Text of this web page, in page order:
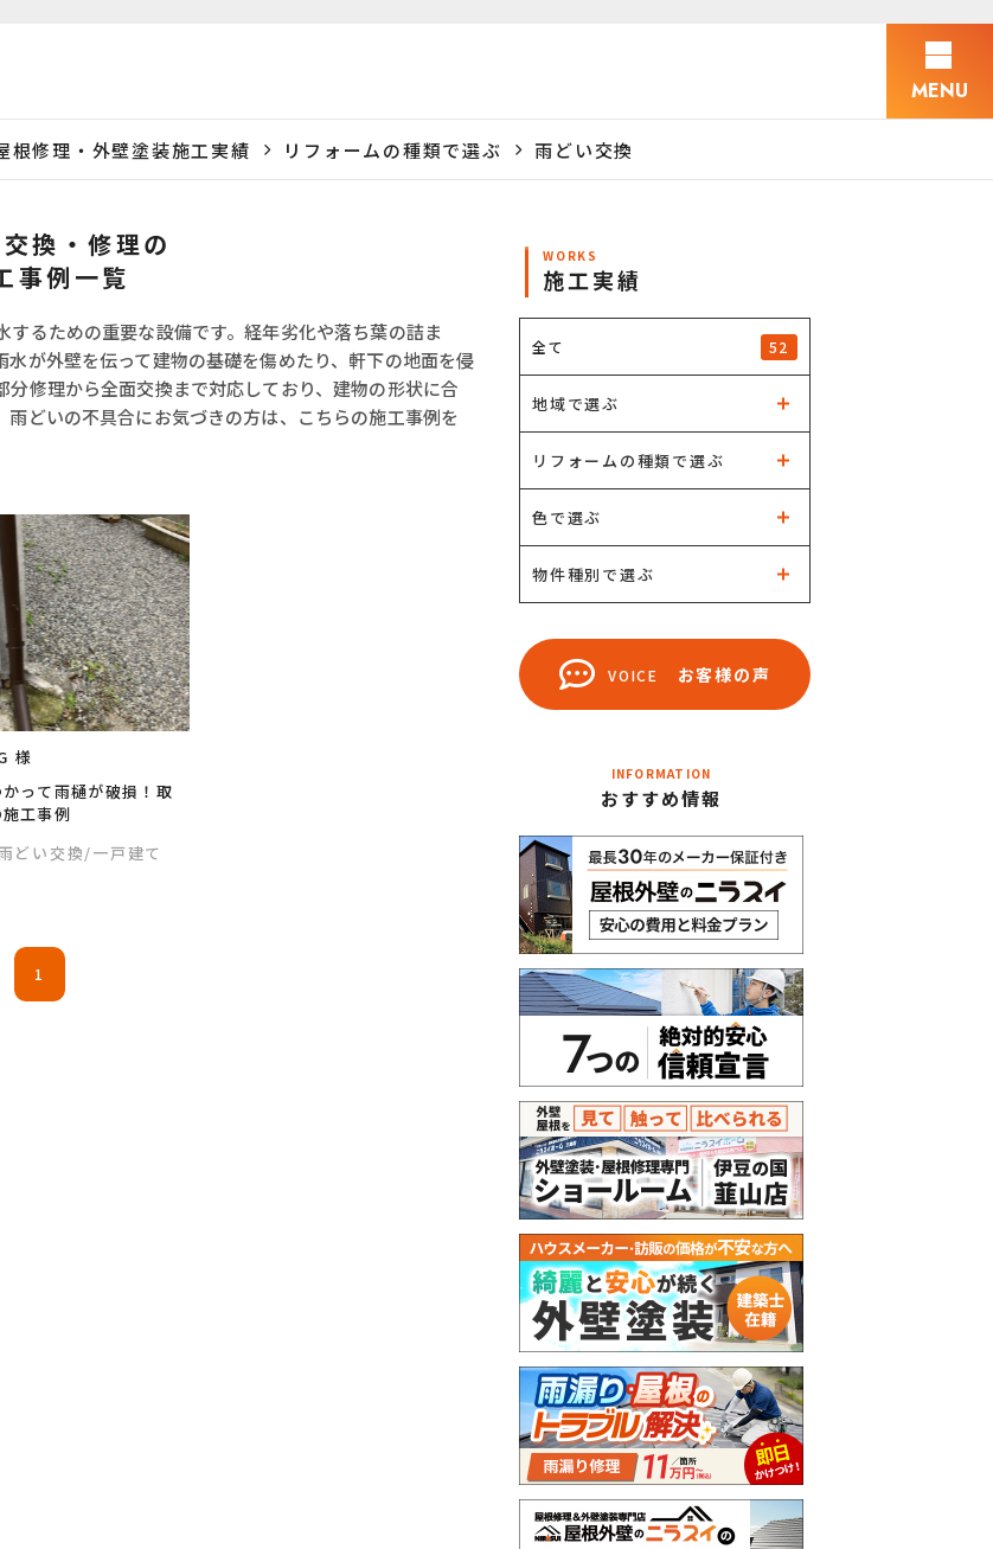
MENU
根修理・外壁塗装施工実績 リフォームの種類で選ぶ 雨どい交換
換・修理の
事例一覧
るための重要な設備です。経年劣化や落ち葉の詰ま
が外壁を伝って建物の基礎を傷めたり、軒下の地面を侵
修理から全面交換まで対応しており、建物の形状に合
どいの不具合にお気づきの方は、こちらの施工事例を
様
って雨樋が破損！取
工事例
どい交換/一戸建て
1
WORKS
施工実績
全て 52
地域で選ぶ
リフォームの種類で選ぶ
色で選ぶ
物件種別で選ぶ
VOICE お客様の声
INFORMATION
おすすめ情報